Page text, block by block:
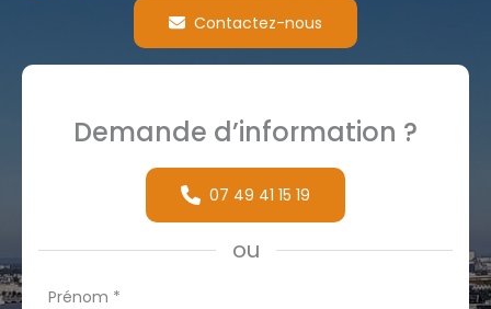
Contactez-nous
Demande d’information ?
07 49 41 15 19
ou
Formulaire
Prénom *